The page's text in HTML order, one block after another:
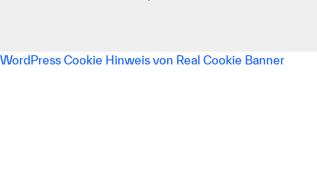
WordPress Cookie Hinweis von Real Cookie Banner